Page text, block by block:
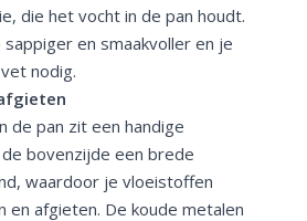
die het vocht in de pan houdt.
en smaakvoller en je
nodig.
de pan zit een handige
bovenzijde een brede
waardoor je vloeistoffen
en afgieten. De koude metalen